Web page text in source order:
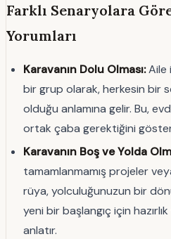
Farklı Senaryolara
Yorumları
Karavanın Dolu Olması:Aile
bir grup olarak, herkesin bir
olduğu anlamına gelir. Bu,
ortak çaba gerektiğini
Karavanın Boş ve Yolda
tamamlanmamış projeler
rüya, yolculuğunuzun bir
yeni bir başlangıç için
anlatır.